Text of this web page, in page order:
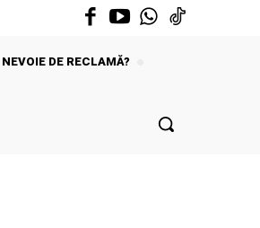
NEVOIE DE RECLAMĂ?